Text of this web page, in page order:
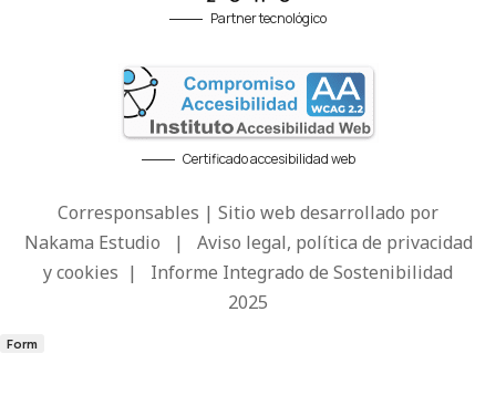
Partner tecnológico
Certificado accesibilidad web
Corresponsables | Sitio web desarrollado por
Nakama Estudio | Aviso legal, política de privacidad
y cookies | Informe Integrado de Sostenibilidad
2025
Form